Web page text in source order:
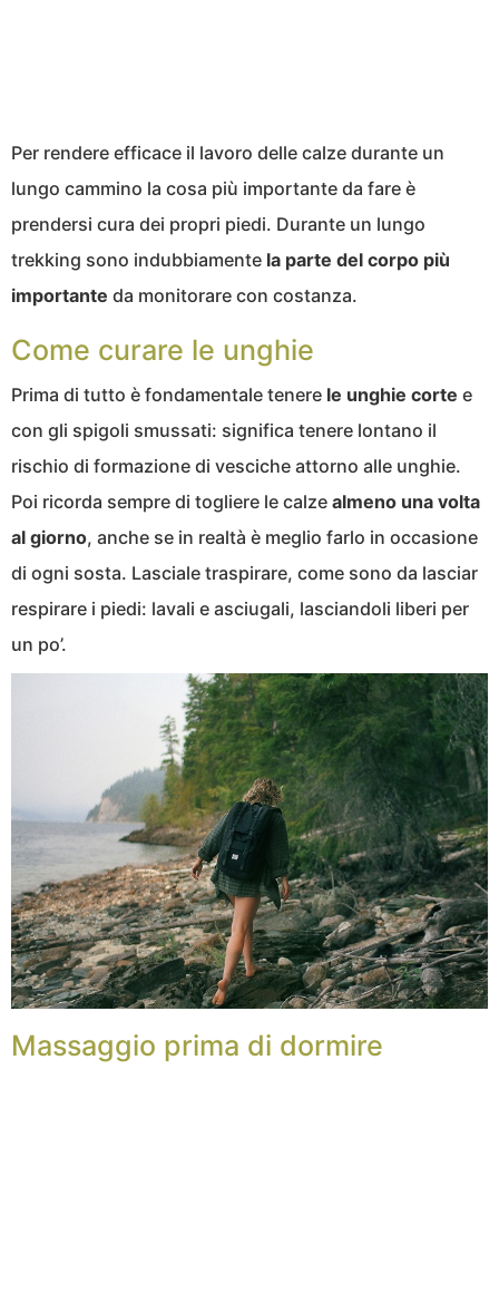
Per rendere efficace il lavoro delle calze durante un
lungo cammino la cosa più importante da fare è
prendersi cura dei propri piedi. Durante un lungo
trekking sono indubbiamente la parte del corpo più
importante da monitorare con costanza.
Come curare le unghie
Prima di tutto è fondamentale tenere le unghie corte e
con gli spigoli smussati: significa tenere lontano il
rischio di formazione di vesciche attorno alle unghie.
Poi ricorda sempre di togliere le calze almeno una volta
al giorno, anche se in realtà è meglio farlo in occasione
di ogni sosta. Lasciale traspirare, come sono da lasciar
respirare i piedi: lavali e asciugali, lasciandoli liberi per
un po’.
Massaggio prima di dormire